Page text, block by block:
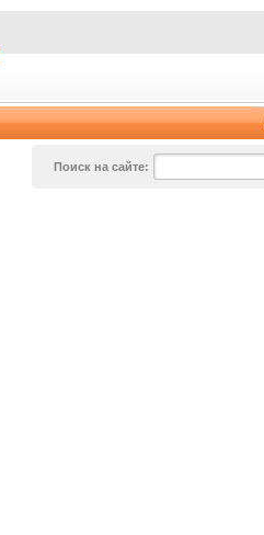
Поиск на сайте: